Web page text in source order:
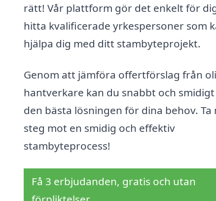
rätt! Vår plattform gör det enkelt för
hitta kvalificerade yrkespersoner som
hjälpa dig med ditt stambyteprojekt.
Genom att jämföra offertförslag från
hantverkare kan du snabbt och
den bästa lösningen för dina behov. Ta
steg mot en smidig och effektiv
stambyteprocess!
Få 3 erbjudanden, gratis och utan